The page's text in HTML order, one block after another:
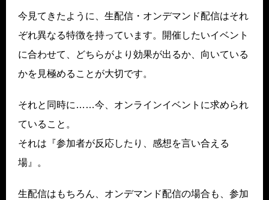
今見てきたように、生配信・オンデマンド配信はそれ
ぞれ異なる特徴を持っています。開催したいイベント
に合わせて、どちらがより効果が出るか、向いている
かを見極めることが大切です。
それと同時に……今、オンラインイベントに求められ
ていること。
それは『参加者が反応したり、感想を言い合える
場』。
生配信はもちろん、オンデマンド配信の場合も、参加